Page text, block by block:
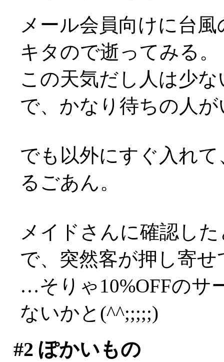
メール会員向けに台
キタので逝ってみる。
この天気だし人は少
で、かなり待ちの人
でも以外にすぐ入れ
るごあん。
メイドさんに確認し
で、突然客が押し寄
…そりゃ10%OFFのサ
ないかと(^^;;;;;)
#2 ぽかいもの